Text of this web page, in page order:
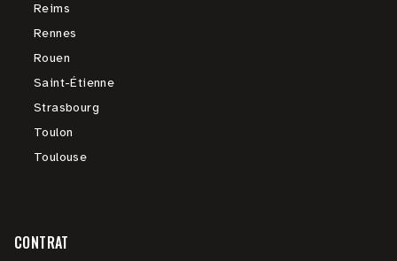
Reims
Rennes
Rouen
Saint-Étienne
Strasbourg
Toulon
Toulouse
CONTRAT